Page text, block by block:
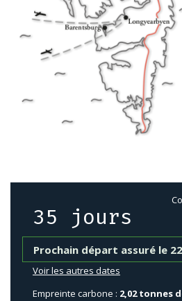
35 jours
Prochain départ assuré le
Voir les autres dates
Empreinte carbone : 2,02 tonnes